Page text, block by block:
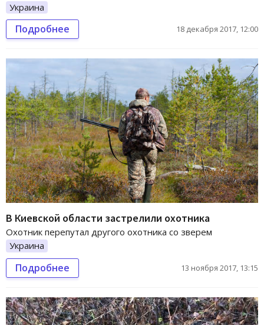
Украина
Подробнее 18 декабря 2017, 12:00
В Киевской области застрелили охотника
Охотник перепутал другого охотника со зверем
Украина
Подробнее 13 ноября 2017, 13:15